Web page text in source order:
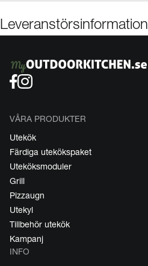
Leveranstörsinformation
VÅRA PRODUKTER
Utekök
Färdiga utekökspaket
Uteköksmoduler
Grill
Pizzaugn
Utekyl
Tillbehör utekök
Kampanj
INFO